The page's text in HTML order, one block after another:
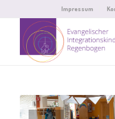
Impressum